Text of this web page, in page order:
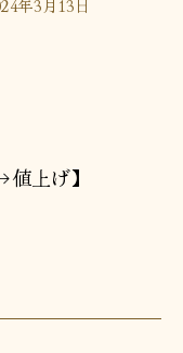
年3月13日
上げ】